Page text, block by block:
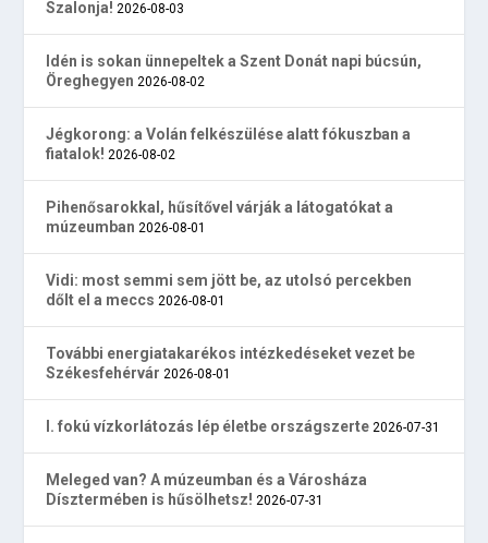
Szalonja! 2026-08-03
Idén is sokan ünnepeltek a Szent Donát napi búcsún,
Öreghegyen 2026-08-02
Jégkorong: a Volán felkészülése alatt fókuszban a
fiatalok! 2026-08-02
Pihenősarokkal, hűsítővel várják a látogatókat a
múzeumban 2026-08-01
Vidi: most semmi sem jött be, az utolsó percekben
dőlt el a meccs 2026-08-01
További energiatakarékos intézkedéseket vezet be
Székesfehérvár 2026-08-01
I. fokú vízkorlátozás lép életbe országszerte 2026-07-31
Meleged van? A múzeumban és a Városháza
Dísztermében is hűsölhetsz! 2026-07-31